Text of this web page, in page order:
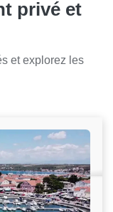
privé et
et explorez les